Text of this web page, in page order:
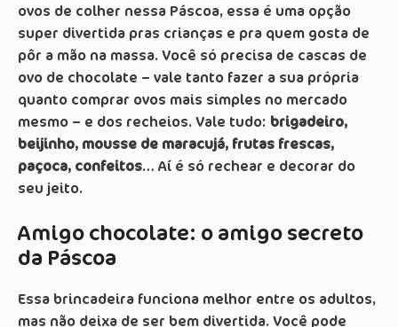
ovos de colher nessa Páscoa, essa é uma opção
super divertida pras crianças e pra quem gosta de
pôr a mão na massa. Você só precisa de cascas de
ovo de chocolate – vale tanto fazer a sua própria
quanto comprar ovos mais simples no mercado
mesmo – e dos recheios. Vale tudo: brigadeiro,
beijinho, mousse de maracujá, frutas frescas,
paçoca, confeitos… Aí é só rechear e decorar do
seu jeito.
Amigo chocolate: o amigo secreto
da Páscoa
Essa brincadeira funciona melhor entre os adultos,
mas não deixa de ser bem divertida. Você pode